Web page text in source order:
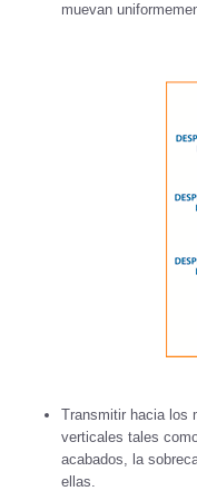
muevan
Transmitir hacia los
verticales tales
acabados, la
ellas.